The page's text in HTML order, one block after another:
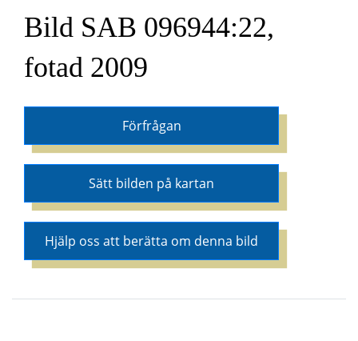
Bild SAB 096944:22,
fotad 2009
Förfrågan
Sätt bilden på kartan
Hjälp oss att berätta om denna bild